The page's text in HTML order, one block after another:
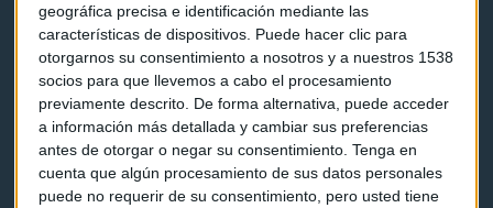
geográfica precisa e identificación mediante las
características de dispositivos. Puede hacer clic para
otorgarnos su consentimiento a nosotros y a nuestros 1538
socios para que llevemos a cabo el procesamiento
previamente descrito. De forma alternativa, puede acceder
a información más detallada y cambiar sus preferencias
antes de otorgar o negar su consentimiento. Tenga en
cuenta que algún procesamiento de sus datos personales
puede no requerir de su consentimiento, pero usted tiene
Eventos
Consultorios
Programas y podcasts
Contacto & Legal